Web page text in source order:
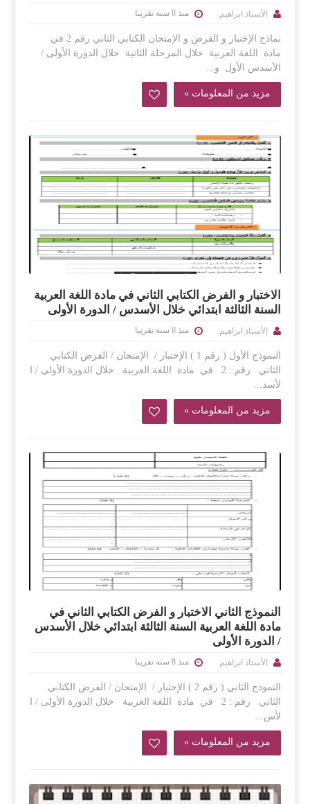
الأستاذ ابراهيم منذ 8 سنه تقريبا
نماذج الإختبار و الفرض و الإمتحان الكتابي الثاني رقم 2 في
مادة اللغة العربية خلال المرحلة الثانية خلال الدورة الأولى /
الأسدس الأول و...
مزيد من المعلومات »
الاختبار و الفرض الكتابي الثاني في مادة اللغة العربية
السنة الثالثة ابتدائي خلال الأسدس / الدورة الأولى
الأستاذ ابراهيم منذ 8 سنه تقريبا
النموذج الأول ( رقم 1 ) الإختبار / الإمتحان / الفرض الكتابي
الثاني رقم : 2 في مادة اللغة العربية خلال الدورة الأولى / ا
لأسد...
مزيد من المعلومات »
النموذج الثاني الاختبار و الفرض الكتابي الثاني في
مادة اللغة العربية السنة الثالثة ابتدائي خلال الأسدس
/ الدورة الأولى
الأستاذ ابراهيم منذ 8 سنه تقريبا
النموذج الثاني ( رقم 2 ) الإختبار / الإمتحان / الفرض الكتابي
الثاني رقم : 2 في مادة اللغة العربية خلال الدورة الأولى / ا
لأس...
مزيد من المعلومات »